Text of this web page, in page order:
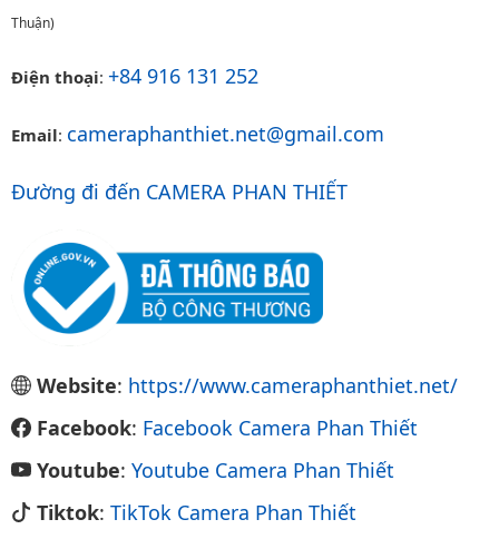
Thuận)
Điện thoại: +84 916 131 252
Email: cameraphanthiet.net@gmail.com
Đường đi đến CAMERA PHAN THIẾT
Website: https://www.cameraphanthiet.net/
Facebook: Facebook Camera Phan Thiết
Youtube: Youtube Camera Phan Thiết
Tiktok: TikTok Camera Phan Thiết